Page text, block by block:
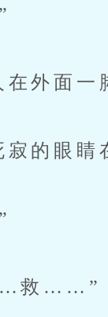
外面一
的眼睛
救……”